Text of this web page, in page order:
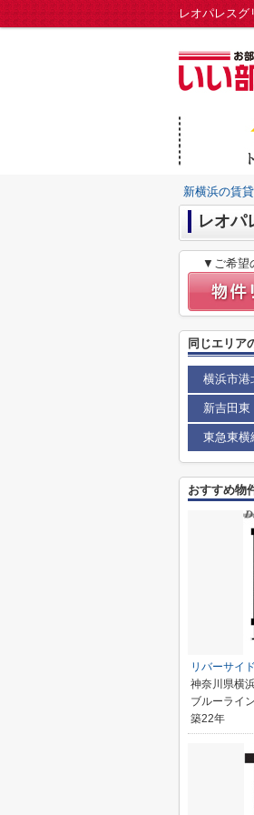
レオパレス
新横浜の賃
レオパ
▼ご希望
同じエリア
横浜市港
新吉田東
東急東横
おすすめ物
リバーサイ
神奈川県横
ブルーライ
築22年